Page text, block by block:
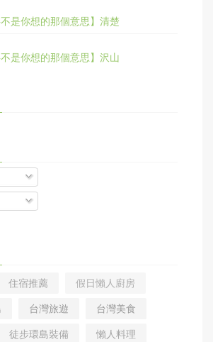
不是你想的那個意思】清楚
不是你想的那個意思】沢山
住宿推薦
假日懶人廚房
台灣旅遊
台灣美食
徒步環島裝備
懶人料理